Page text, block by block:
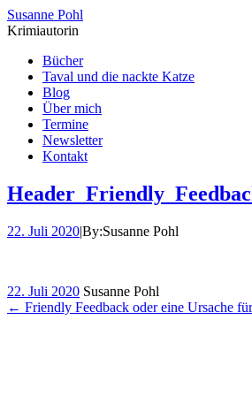
Susanne Pohl
Krimiautorin
Bücher
Taval und die nackte Katze
Blog
Über mich
Termine
Newsletter
Kontakt
22. Juli 2020|By:Susanne Pohl
22. Juli 2020 Susanne Pohl
← Friendly Feedback oder eine Ursache